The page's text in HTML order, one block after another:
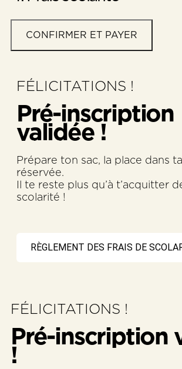
FÉLICITATIONS !
Pré-inscription
validée !
Prépare ton sac, la place dans
réservée.
Il te reste plus qu’à t’acquitter
scolarité !
RÈGLEMENT DES FRAIS DE
FÉLICITATIONS !
Pré-inscription
!